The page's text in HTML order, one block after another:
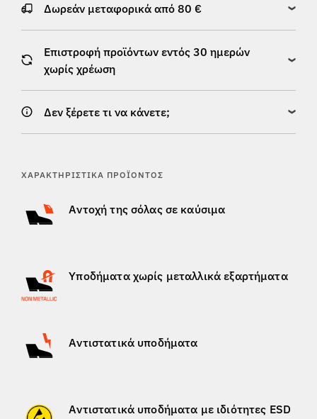
Δωρεάν μεταφορικά από 80 €
Επιστροφή προϊόντων εντός 30 ημερών
χωρίς χρέωση
Δεν ξέρετε τι να κάνετε;
ΧΑΡΑΚΤΗΡΙΣΤΙΚΆ ΠΡΟΪΌΝΤΟΣ
Αντοχή της σόλας σε καύσιμα
Υποδήματα χωρίς μεταλλικά εξαρτήματα
Αντιστατικά υποδήματα
Αντιστατικά υποδήματα με ιδιότητες ESD